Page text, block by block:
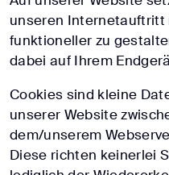
unseren
funktioneller zu
dabei auf Ihrem
Cookies sind kleine
unserer Website
dem/unserem
Diese richten keinerlei